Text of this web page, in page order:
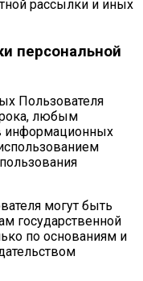
рассылки и иных
персональной
Пользователя
любым
информационных
могут быть
государственной
по основаниям и